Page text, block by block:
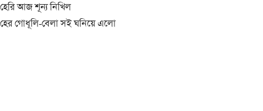
হেরি আজ শূন্য নিখিল
হের গোধূলি-বেলা সই ঘনিয়ে এলো